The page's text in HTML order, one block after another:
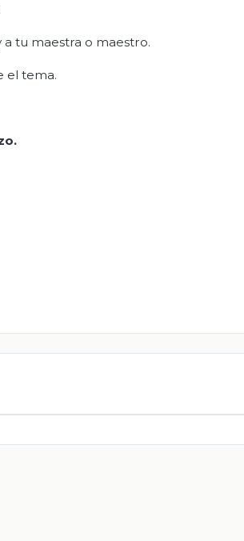
a tu maestra o maestro.
el tema.